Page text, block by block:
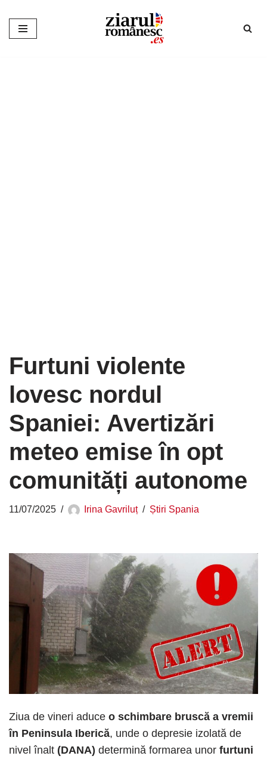
Sari
Furtuni violente
lovesc nordul
Spaniei: Avertizări
meteo emise în opt
comunități autonome
11/07/2025 Irina Gavriluț Știri Spania
Ziua de vineri aduce o schimbare bruscă a vremii
în Peninsula Iberică, unde o depresie izolată de
nivel înalt (DANA) determină formarea unor furtuni